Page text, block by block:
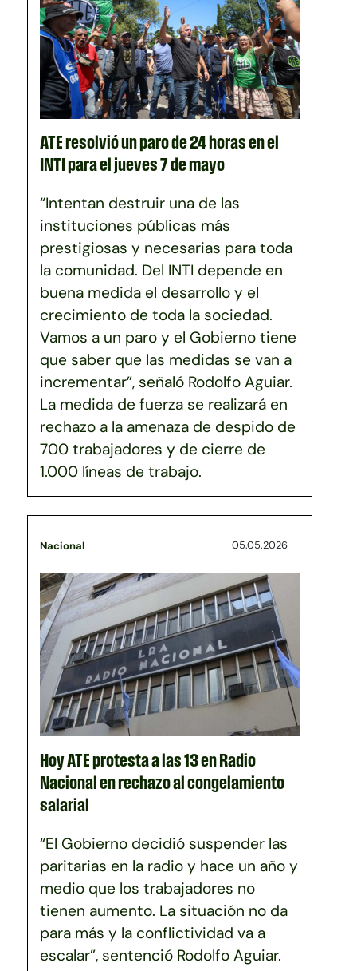
ATE resolvió un paro de 24 horas en el
INTI para el jueves 7 de mayo
“Intentan destruir una de las
instituciones públicas más
prestigiosas y necesarias para toda
la comunidad. Del INTI depende en
buena medida el desarrollo y el
crecimiento de toda la sociedad.
Vamos a un paro y el Gobierno tiene
que saber que las medidas se van a
incrementar”, señaló Rodolfo Aguiar.
La medida de fuerza se realizará en
rechazo a la amenaza de despido de
700 trabajadores y de cierre de
1.000 líneas de trabajo.
Nacional 05.05.2026
Hoy ATE protesta a las 13 en Radio
Nacional en rechazo al congelamiento
salarial
“El Gobierno decidió suspender las
paritarias en la radio y hace un año y
medio que los trabajadores no
tienen aumento. La situación no da
para más y la conflictividad va a
escalar”, sentenció Rodolfo Aguiar.